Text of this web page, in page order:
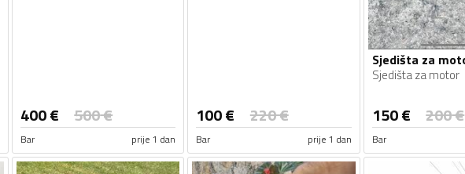
400€ 500€
Bar prije 1 dan
100€ 220€
Bar prije 1 dan
Sjedišta za motor
150€ 200€
Bar